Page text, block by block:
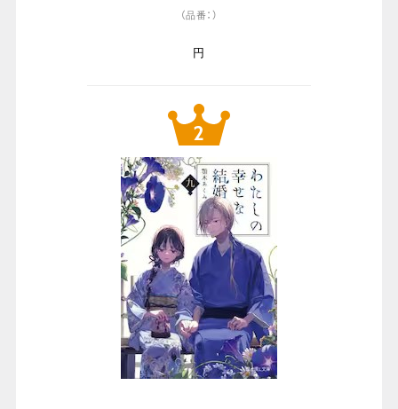
（品番：）
円